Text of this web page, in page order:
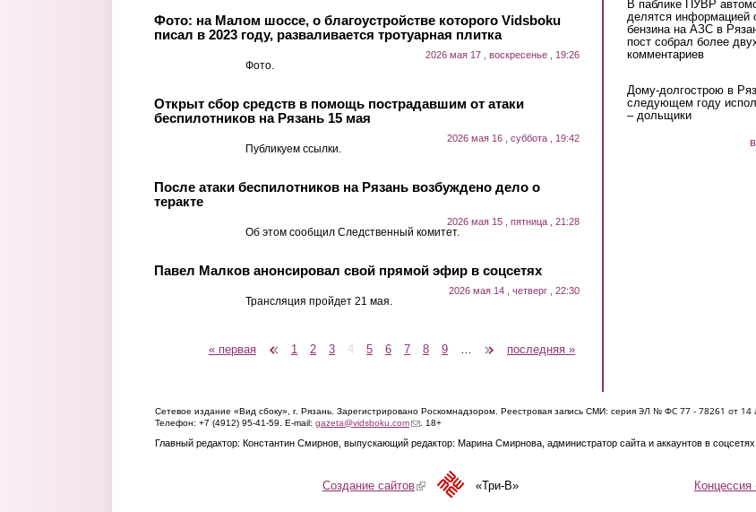
Фото: на Малом шоссе, о благоустройстве которого Vidsboku
писал в 2023 году, разваливается тротуарная плитка
2026 мая 17 , воскресенье , 19:26
Фото.
Открыт сбор средств в помощь пострадавшим от атаки
беспилотников на Рязань 15 мая
2026 мая 16 , суббота , 19:42
Публикуем ссылки.
После атаки беспилотников на Рязань возбуждено дело о
теракте
2026 мая 15 , пятница , 21:28
Об этом сообщил Следственный комитет.
Павел Малков анонсировал свой прямой эфир в соцсетях
2026 мая 14 , четверг , 22:30
Трансляция пройдет 21 мая.
Страницы« первая 1 2 3 4 5 6 7 8 9 последняя »
В паблике ПУВР
делятся информацией
бензина на АЗС в
пост собрал более
комментариев
Дому-долгострою в
следующем году
– дольщики
Сетевое издание «Вид сбоку», г. Рязань. Зарегистрировано Роскомнадзором. Реестровая запись СМИ: серия ЭЛ № ФС 77 - 78261 от 14
Телефон: +7 (4912) 95-41-59. E-mail: gazeta@vidsboku.com(link sends e-mail)
. 18+
Главный редактор: Константин Смирнов, выпускающий редактор: Марина Смирнова, администратор сайта и аккаунтов в
Создание сайтов(link is external)«Три-В»